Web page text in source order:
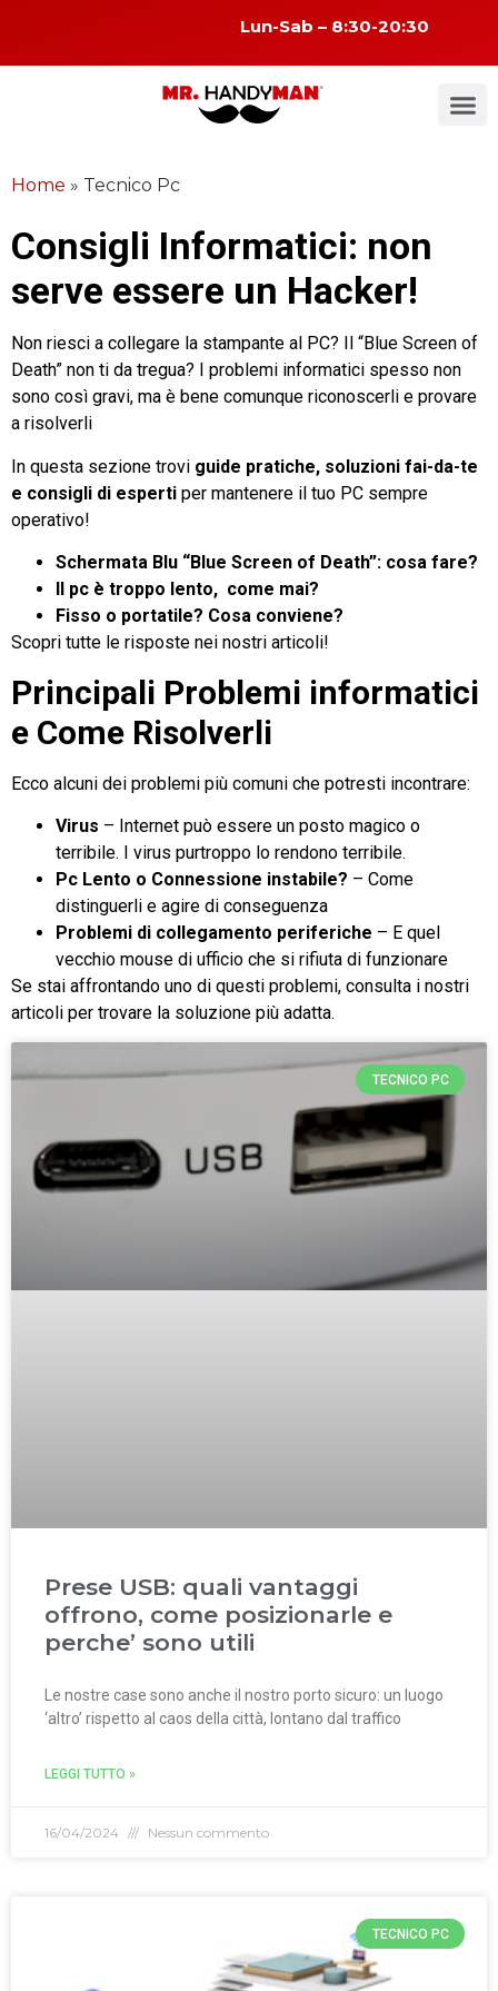
Lun-Sab – 8:30-20:30
Home » Tecnico Pc
Consigli Informatici: non
serve essere un Hacker!
Non riesci a collegare la stampante al PC? Il “Blue Screen of
Death” non ti da tregua? I problemi informatici spesso non
sono così gravi, ma è bene comunque riconoscerli e provare
a risolverli
In questa sezione trovi guide pratiche, soluzioni fai-da-te
e consigli di esperti per mantenere il tuo PC sempre
operativo!
Schermata Blu “Blue Screen of Death”: cosa fare?
Il pc è troppo lento, come mai?
Fisso o portatile? Cosa conviene?
Scopri tutte le risposte nei nostri articoli!
Principali Problemi informatici
e Come Risolverli
Ecco alcuni dei problemi più comuni che potresti incontrare:
Virus – Internet può essere un posto magico o
terribile. I virus purtroppo lo rendono terribile.
Pc Lento o Connessione instabile? – Come
distinguerli e agire di conseguenza
Problemi di collegamento periferiche – E quel
vecchio mouse di ufficio che si rifiuta di funzionare
Se stai affrontando uno di questi problemi, consulta i nostri
articoli per trovare la soluzione più adatta.
TECNICO PC
Prese USB: quali vantaggi
offrono, come posizionarle e
perche’ sono utili
Le nostre case sono anche il nostro porto sicuro: un luogo
‘altro’ rispetto al caos della città, lontano dal traffico
LEGGI TUTTO »
16/04/2024 Nessun commento
TECNICO PC